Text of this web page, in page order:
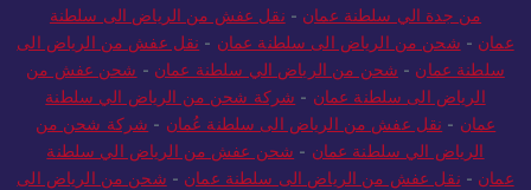
من جدة الي سلطنة عمان - نقل عفش من الرياض الى سلطنة
عمان - شحن من الرياض الى سلطنة عمان - نقل عفش من الرياض الى
سلطنة عمان - شحن من الرياض الي سلطنة عمان - شحن عفش من
الرياض الى سلطنة عمان - شركة شحن من الرياض الي سلطنة
عمان - نقل عفش من الرياض الى سلطنة عُمان - شركة شحن من
الرياض الي سلطنة عمان - شحن عفش من الرياض الي سلطنة
عمان - نقل عفش من الرياض الى سلطنة عمان - شحن من الرياض الى